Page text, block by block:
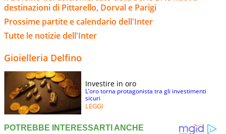
destinazioni di Pittarello, Dorval e Parigi
Prossime partite e calendario dell'Inter
Tutte le notizie dell'Inter
Gioielleria Delfino
Investire in oro
L’oro torna protagonista tra gli investimenti
sicuri
LEGGI